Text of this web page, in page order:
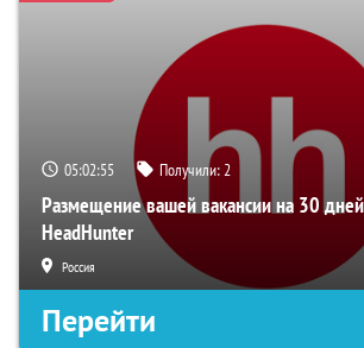
05:02:54 Получили:2
Размещение вашей вакансии на 30 дней
HeadHunter
Россия
Перейти